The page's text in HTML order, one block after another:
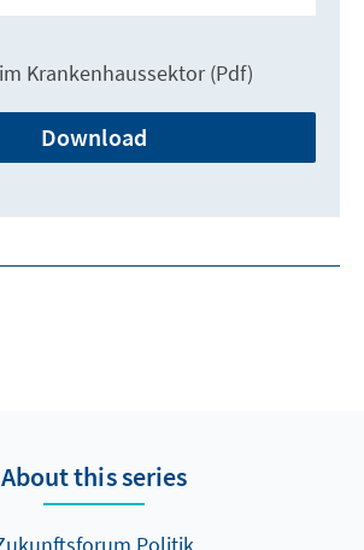
Krankenhaussektor (Pdf)
Download
About this series
Politik